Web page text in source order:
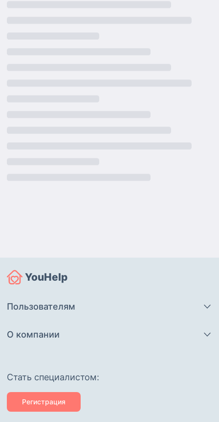
YouHelp
Пользователям
О компании
Cтать специалистом:
Регистрация